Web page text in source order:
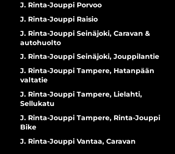
J. Rinta-Jouppi Porvoo
J. Rinta-Jouppi Raisio
J. Rinta-Jouppi Seinäjoki, Caravan &
autohuolto
J. Rinta-Jouppi Seinäjoki, Jouppilantie
J. Rinta-Jouppi Tampere, Hatanpään
valtatie
J. Rinta-Jouppi Tampere, Lielahti,
Sellukatu
J. Rinta-Jouppi Tampere, Rinta-Jouppi
Bike
J. Rinta-Jouppi Vantaa, Caravan